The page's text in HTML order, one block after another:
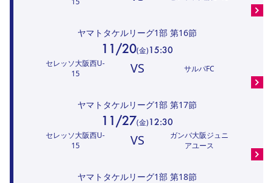
ヤマトタケルリーグ1部 第16節
11/20(金)15:30
セレッソ大阪西U-
15
VS サルパFC
ヤマトタケルリーグ1部 第17節
11/27(金)12:30
セレッソ大阪西U-
15
VS
ガンバ大阪ジュニ
アユース
ヤマトタケルリーグ1部 第18節